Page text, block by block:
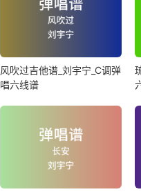
风吹过吉他谱_刘宇宁_C调弹
唱六线谱